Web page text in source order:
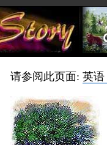
请参阅此页面: 英语